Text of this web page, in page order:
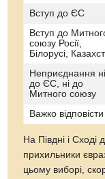
Вступ до ЄС
Вступ до
союзу Росії,
Білорусі,
Неприєднання ні
до ЄС, ні до
Митного союзу
Важко відповісти
На Півдні і Сході
прихильники
цьому виборі,